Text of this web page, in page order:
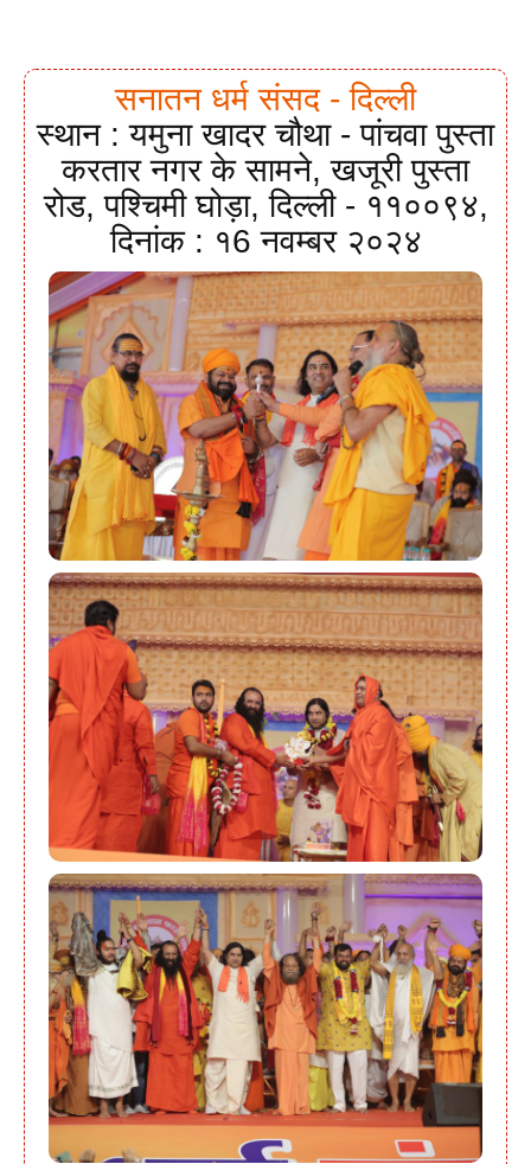
सनातन धर्म संसद - दिल्ली
स्थान : यमुना खादर चौथा - पांचवा पुस्ता
करतार नगर के सामने, खजूरी पुस्ता
रोड, पश्चिमी घोड़ा, दिल्ली - ११००९४,
दिनांक : १6 नवम्बर २०२४